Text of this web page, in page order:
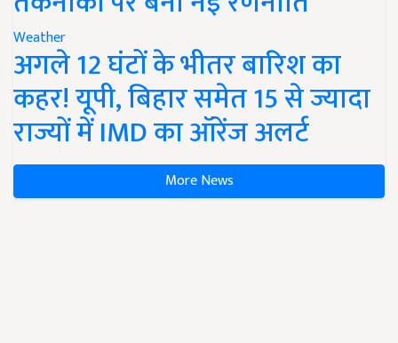
Weather
अगले 12 घंटों के भीतर बारिश का
कहर! यूपी, बिहार समेत 15 से ज्यादा
राज्यों में IMD का ऑरेंज अलर्ट
More News